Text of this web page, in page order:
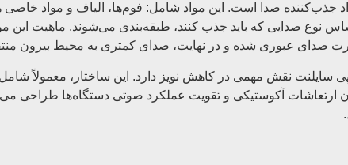
جذب‌کننده صدا است. این مواد شامل: فوم‌ها، الیاف و مواد
نوع صدایی که باید جذب کنند، طبقه‌بندی می‌شوند. ماهیت
صدای عبوری شده و در نهایت، صدای کمتری به محیط بیرون
سایلنت نقش مهمی در کاهش نویز دارد. این ساختار، معمولاً
ارتعاشات آکوستیکی و تقویت عملکرد صوتی دستگاه‌ها طراحی